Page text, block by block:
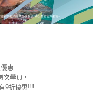
惠
次學員，
9折優惠‼️‼️